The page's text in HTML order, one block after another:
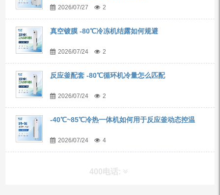
2026/07/27 2
真空镀膜 -80℃冷冻机结露如何规避
2026/07/24 2
反应釜配套 -80℃循环机冷量怎么匹配
2026/07/24 2
-40℃~85℃冷热一体机如何用于反应釜动态控温
2026/07/24 4
400电话: